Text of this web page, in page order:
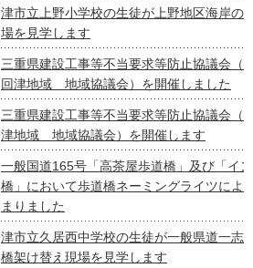
津市立上野小学校の生徒が上野地区海岸の
場を見学します
三重県建設工事等不当要求等防止協議会（
回津地域 地域協議会）を開催しました
三重県建設工事等不当要求等防止協議会（
津地域 地域協議会）を開催します
一般国道165号「高茶屋歩道橋」及び「イ
橋」において歩道橋ネーミングライツによ
まりました
津市立久居西中学校の生徒が一般県道一志
橋架け替え現場を見学します